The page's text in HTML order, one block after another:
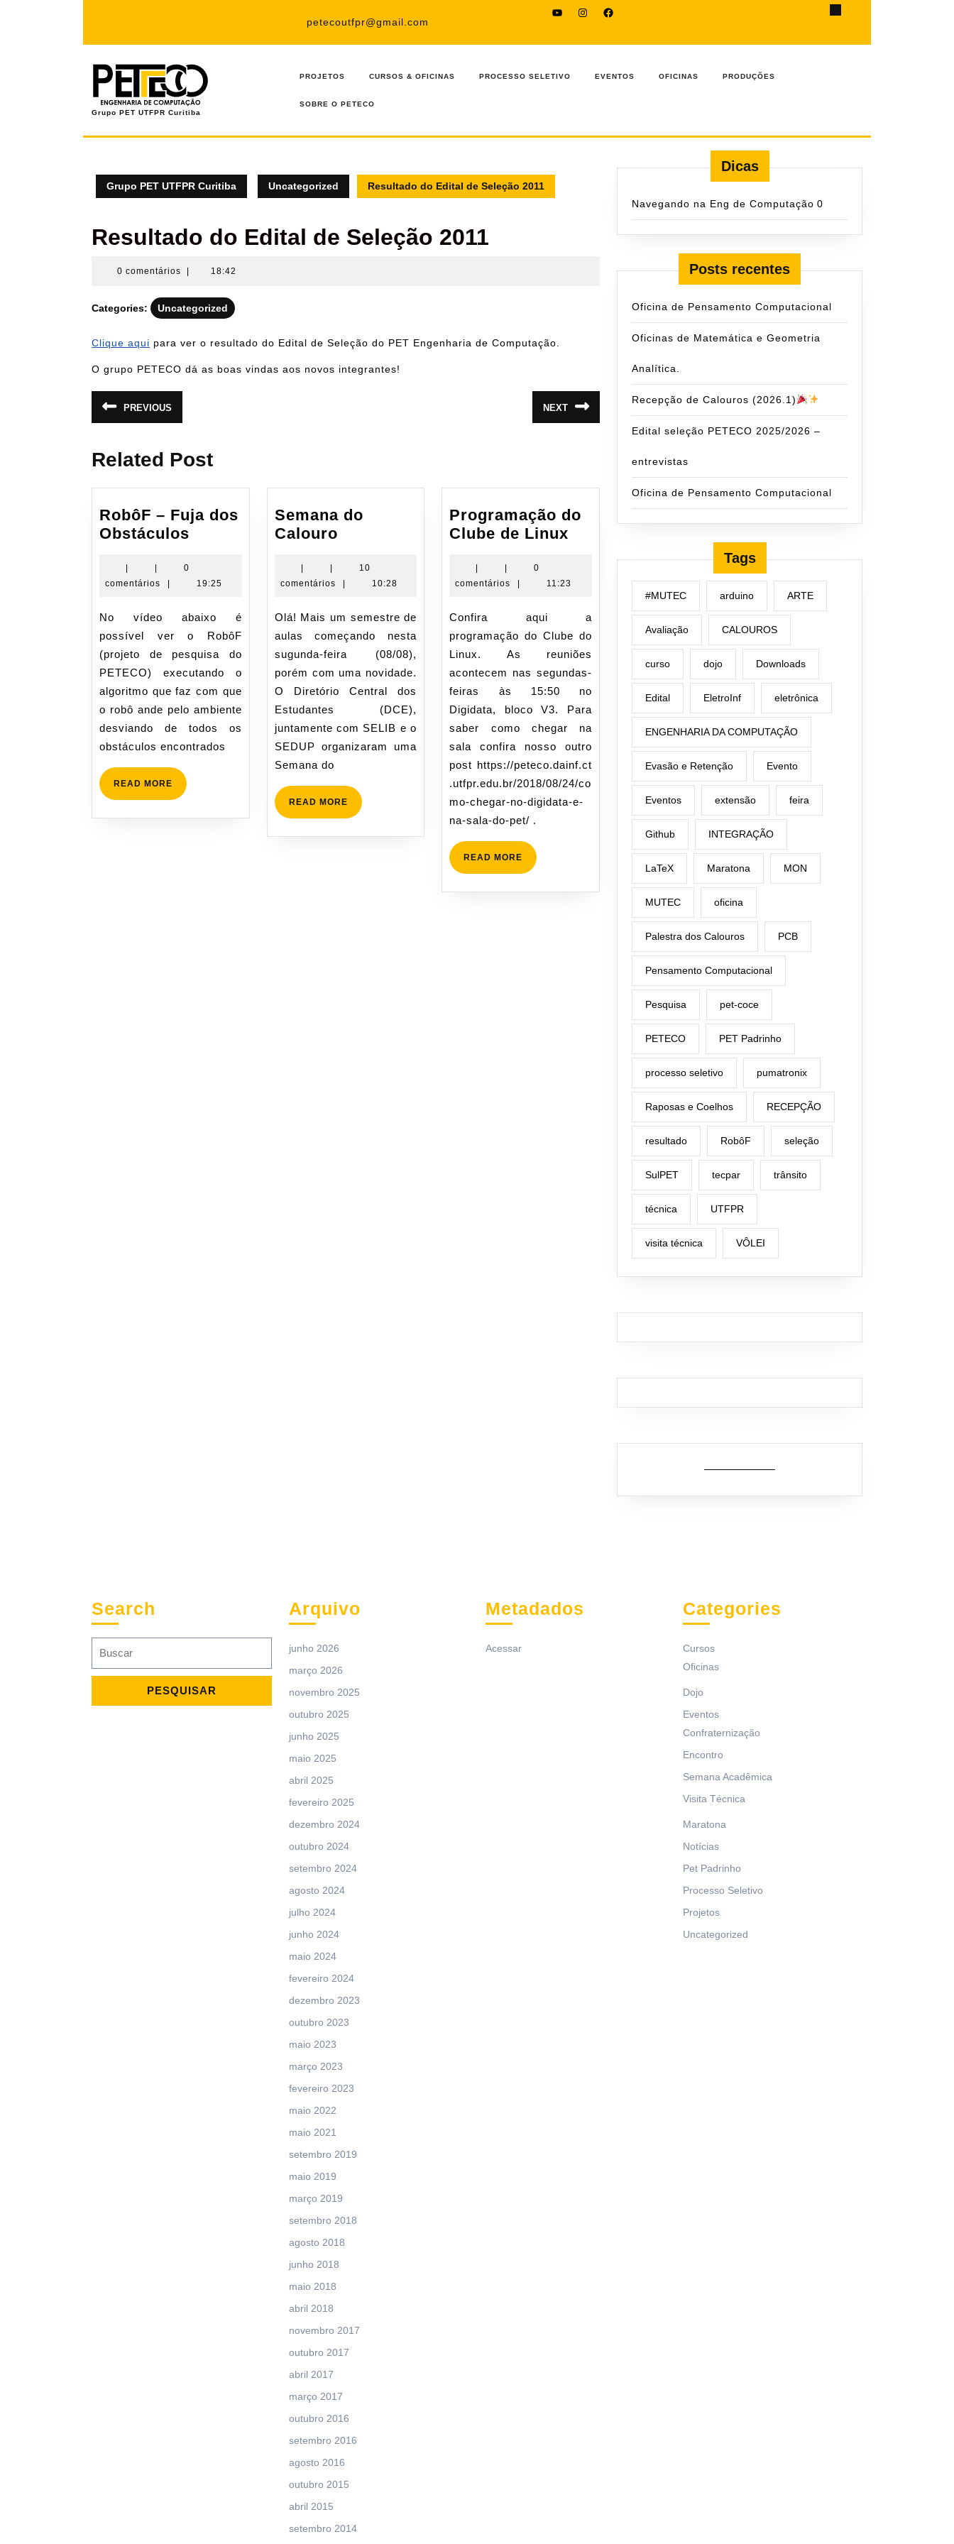
petecoutfpr@gmail.com
YouTubeInstagramFacebook
Grupo PET UTFPR Curitiba
PROJETOS CURSOS & OFICINAS PROCESSO SELETIVO EVENTOS OFICINAS PRODUÇÕES
SOBRE O PETECO
Grupo PET UTFPR Curitiba Uncategorized Resultado do Edital de Seleção 2011
Resultado do Edital de Seleção 2011
0 comentários 18:42
Categories: Uncategorized
Clique aqui para ver o resultado do Edital de Seleção do PET Engenharia de Computação.
O grupo PETECO dá as boas vindas aos novos integrantes!
Navegação
de
Post
PREVIOUS
anterior:
NEXT
post:
Related Post
RobôF – Fuja dos
Obstáculos
dos
0
comentários
19:25
No vídeo abaixo é
possível ver o RobôF
(projeto de pesquisa do
PETECO) executando o
algoritmo que faz com que
o robô ande pelo ambiente
desviando de todos os
obstáculos encontrados
READ MORE READ
MORE
Semana do
CalouroSemana
Calouro
10
comentários
10:28
Olá! Mais um semestre de
aulas começando nesta
sugunda-feira (08/08),
porém com uma novidade.
O Diretório Central dos
Estudantes (DCE),
juntamente com SELIB e o
SEDUP organizaram uma
Semana do
READ MOREREAD
MORE
Programação do
Clube de Linux
de
0
comentários
11:23
Confira aqui a
programação do Clube do
Linux. As reuniões
acontecem nas segundas-
feiras às 15:50 no
Digidata, bloco V3. Para
saber como chegar na
sala confira nosso outro
post https://peteco.dainf.ct
.utfpr.edu.br/2018/08/24/co
mo-chegar-no-digidata-e-
na-sala-do-pet/ .
READ MORE READ
MORE
Dicas
Navegando na Eng de Computação 0
Posts recentes
Oficina de Pensamento Computacional
Oficinas de Matemática e Geometria
Analítica.
Recepção de Calouros (2026.1)
Edital seleção PETECO 2025/2026 –
entrevistas
Oficina de Pensamento Computacional
Tags
#MUTEC arduino ARTE
Avaliação CALOUROS
curso dojo Downloads
Edital EletroInf eletrônica
ENGENHARIA DA COMPUTAÇÃO
Evasão e Retenção Evento
Eventos extensão feira
Github INTEGRAÇÃO
LaTeX Maratona MON
MUTEC oficina
Palestra dos Calouros PCB
Pensamento Computacional
Pesquisa pet-coce
PETECO PET Padrinho
processo seletivo pumatronix
Raposas e Coelhos RECEPÇÃO
resultado RobôF seleção
SulPET tecpar trânsito
técnica UTFPR
visita técnica VÔLEI
Search
for:
Arquivo
junho 2026
março 2026
novembro 2025
outubro 2025
junho 2025
maio 2025
abril 2025
fevereiro 2025
dezembro 2024
outubro 2024
setembro 2024
agosto 2024
julho 2024
junho 2024
maio 2024
fevereiro 2024
dezembro 2023
outubro 2023
maio 2023
março 2023
fevereiro 2023
maio 2022
maio 2021
setembro 2019
maio 2019
março 2019
setembro 2018
agosto 2018
junho 2018
maio 2018
abril 2018
novembro 2017
outubro 2017
abril 2017
março 2017
outubro 2016
setembro 2016
agosto 2016
outubro 2015
abril 2015
setembro 2014
Metadados
Acessar
Categories
Cursos
Oficinas
Dojo
Eventos
Confraternização
Encontro
Semana Acadêmica
Visita Técnica
Maratona
Notícias
Pet Padrinho
Processo Seletivo
Projetos
Uncategorized